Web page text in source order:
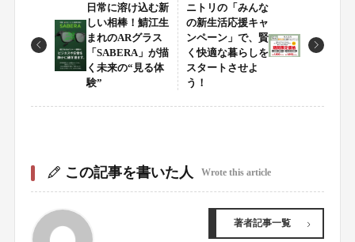
日常に溶け込む新
しい相棒！鯖江生
まれのARグラス
「SABERA」が描
く未来の“見る体
験”
ニトリの「みんな
の新生活応援キャ
ンペーン」で、賢
く快適な暮らしを
スタートさせよ
う！
この記事を書いた人 Wrote this article
著者記事一覧